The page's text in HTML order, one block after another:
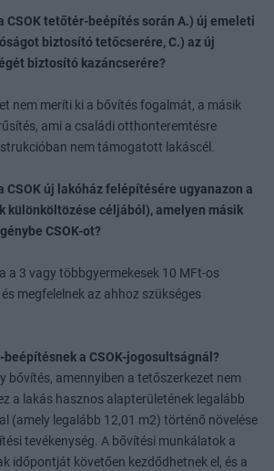
CSOK tetőtér-beépítés során A.) új emeleti
biztosító tetőcserére, C.) az új
biztosító kazáncserére?
nem meríti ki a bővítés fogalmát, a másik
ami a családi otthonteremtésre
nem támogatott lakáscél.
CSOK új lakóház felépítésére ugyanazon a
különköltözése céljából), amelyen másik
CSOK-ot?
a 3 vagy többgyermekesek 10 MFt-os
megfelelnek az ahhoz szükséges
a CSOK-jogosultságnál?
bővítés, amennyiben a tetőszerkezet nem
a lakás hasznos alapterületének legalább
(amely legalább 12,01 m2) történő növelése
tevékenység. A bővítési munkálatok a
időpontját követően kezdődhetnek el, és a